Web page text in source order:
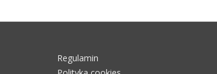
Regulamin